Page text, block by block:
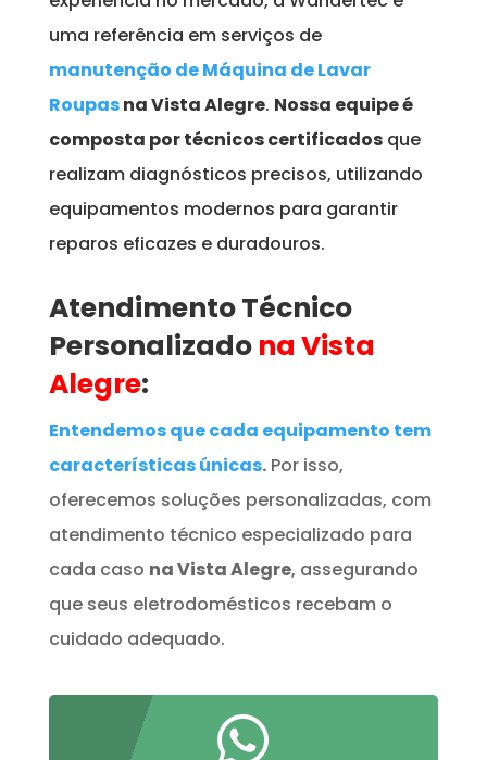
uma referência em serviços de
manutenção de Máquina de Lavar
Roupasna Vista Alegre. Nossa equipe é
composta por técnicos certificadosque
realizam diagnósticos precisos, utilizando
equipamentos modernos para garantir
reparos eficazes e duradouros.
Atendimento Técnico
Personalizado na Vista
Alegre:
Entendemos que cada equipamento tem
características únicas.Por isso,
oferecemos soluções personalizadas, com
atendimento técnico especializado para
cada caso na Vista Alegre, assegurando
que seus eletrodomésticos recebam o
cuidado adequado.
